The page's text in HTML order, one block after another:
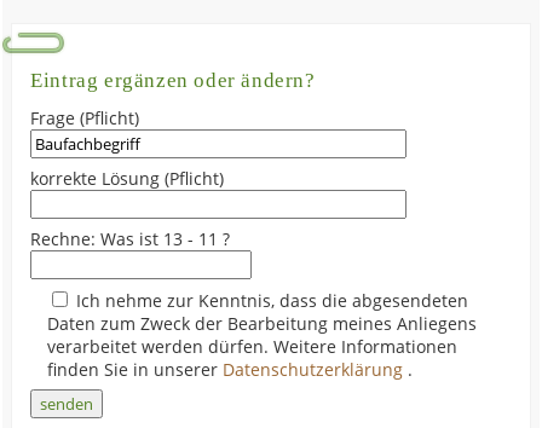
Eintrag ergänzen oder ändern?
Frage (Pflicht)
korrekte Lösung (Pflicht)
Rechne: Was ist 13 - 11 ?
Ich nehme zur Kenntnis, dass die abgesendeten
Daten zum Zweck der Bearbeitung meines Anliegens
verarbeitet werden dürfen. Weitere Informationen
finden Sie in unserer Datenschutzerklärung .